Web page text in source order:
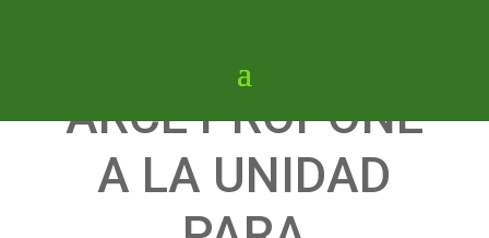
ARCE PROPONE
A LA UNIDAD